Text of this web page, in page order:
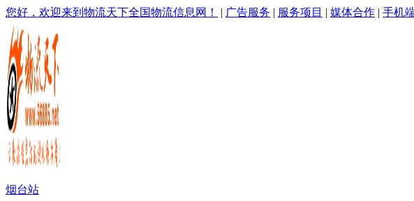
您好，欢迎来到物流天下全国物流信息网！ | 广告服务 | 服务项目 | 媒体合作 | 手机
烟台站